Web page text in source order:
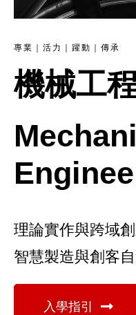
專業｜活力｜躍動｜傳承
機械工
理論實作與跨域
智慧製造與創客
入學指引